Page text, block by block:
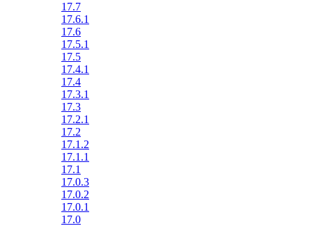
17.7
17.6.1
17.6
17.5.1
17.5
17.4.1
17.4
17.3.1
17.3
17.2.1
17.2
17.1.2
17.1.1
17.1
17.0.3
17.0.2
17.0.1
17.0